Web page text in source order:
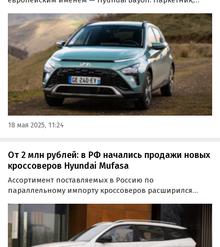
Байонна, в середине мая представлен на нескольких
классифайдах по цене от 2 320 000 рублей, пишут
«Автоновости…
18 мая 2025, 11:24
От 2 млн рублей: в РФ начались продажи новых
кроссоверов Hyundai Mufasa
Ассортимент поставляемых в Россию по
параллельному импорту кроссоверов расширился
него на одном из сайтов объявлений в мае
начинаются от 1 996 000 рублей, сообщили в
понедельник «Автоновости дня».